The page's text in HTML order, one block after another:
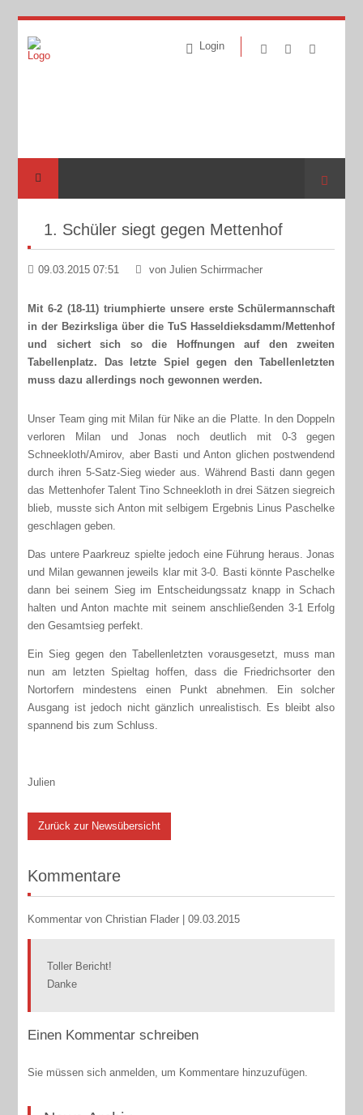
Login
Suche
1. Schüler siegt gegen Mettenhof
09.03.2015 07:51 von Julien Schirrmacher
Mit 6-2 (18-11) triumphierte unsere erste Schülermannschaft
in der Bezirksliga über die TuS Hasseldieksdamm/Mettenhof
und sichert sich so die Hoffnungen auf den zweiten
Tabellenplatz. Das letzte Spiel gegen den Tabellenletzten
muss dazu allerdings noch gewonnen werden.
Unser Team ging mit Milan für Nike an die Platte. In den Doppeln
verloren Milan und Jonas noch deutlich mit 0-3 gegen
Schneekloth/Amirov, aber Basti und Anton glichen postwendend
durch ihren 5-Satz-Sieg wieder aus. Während Basti dann gegen
das Mettenhofer Talent Tino Schneekloth in drei Sätzen siegreich
blieb, musste sich Anton mit selbigem Ergebnis Linus Paschelke
geschlagen geben.
Das untere Paarkreuz spielte jedoch eine Führung heraus. Jonas
und Milan gewannen jeweils klar mit 3-0. Basti könnte Paschelke
dann bei seinem Sieg im Entscheidungssatz knapp in Schach
halten und Anton machte mit seinem anschließenden 3-1 Erfolg
den Gesamtsieg perfekt.
Ein Sieg gegen den Tabellenletzten vorausgesetzt, muss man
nun am letzten Spieltag hoffen, dass die Friedrichsorter den
Nortorfern mindestens einen Punkt abnehmen. Ein solcher
Ausgang ist jedoch nicht gänzlich unrealistisch. Es bleibt also
spannend bis zum Schluss.
Julien
Zurück zur Newsübersicht
Kommentare
Kommentar von Christian Flader |09.03.2015
Toller Bericht!
Danke
Einen Kommentar schreiben
Sie müssen sich anmelden, um Kommentare hinzuzufügen.